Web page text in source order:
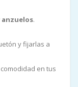
.
y fijarlas a
en tus